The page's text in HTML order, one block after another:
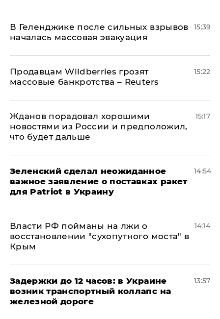
В Геленджике после сильных взрывов
началась массовая эвакуация
15:39
Продавцам Wildberries грозят
массовые банкротства – Reuters
15:22
Жданов порадовал хорошими
новостями из России и предположил,
что будет дальше
15:17
Зеленский сделал неожиданное
важное заявление о поставках ракет
для Patriot в Украину
14:54
Власти РФ пойманы на лжи о
восстановлении "сухопутного моста" в
Крым
14:14
Задержки до 12 часов: в Украине
возник транспортный коллапс на
железной дороге
13:57